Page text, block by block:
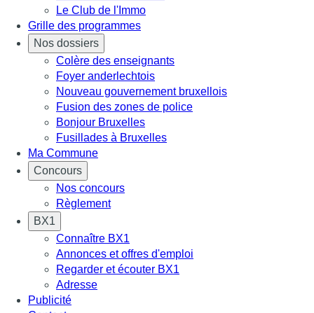
Le Club de l'Immo
Grille des programmes
Nos dossiers
Colère des enseignants
Foyer anderlechtois
Nouveau gouvernement bruxellois
Fusion des zones de police
Bonjour Bruxelles
Fusillades à Bruxelles
Ma Commune
Concours
Nos concours
Règlement
BX1
Connaître BX1
Annonces et offres d'emploi
Regarder et écouter BX1
Adresse
Publicité